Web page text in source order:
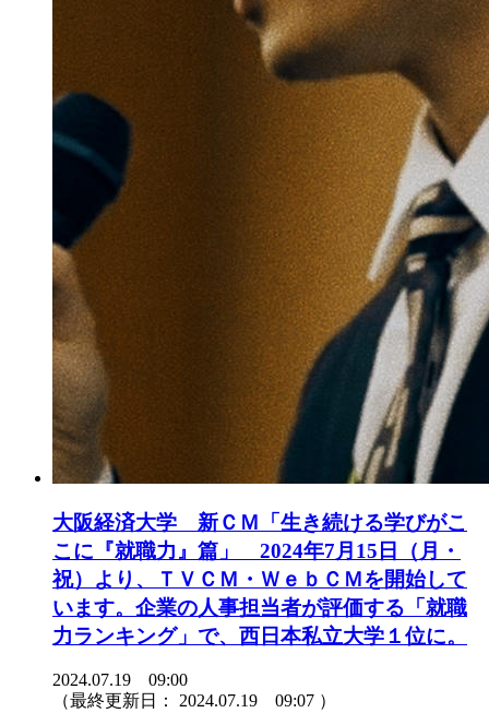
大阪経済大学 新ＣＭ「生き続ける学びがこ
こに『就職力』篇」 2024年7月15日（月・
祝）より、ＴＶＣＭ・ＷｅｂＣＭを開始して
います。企業の人事担当者が評価する「就職
力ランキング」で、西日本私立大学１位に。
2024.07.19 09:00
（最終更新日： 2024.07.19 09:07 ）